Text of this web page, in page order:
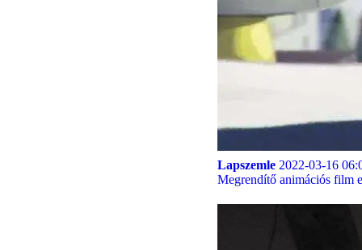
Lapszemle 2022-03-16
Megrendítő animációs film